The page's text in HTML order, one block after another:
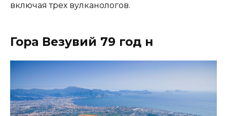
включая трех вулканологов.
Гора Везувий 79 год н